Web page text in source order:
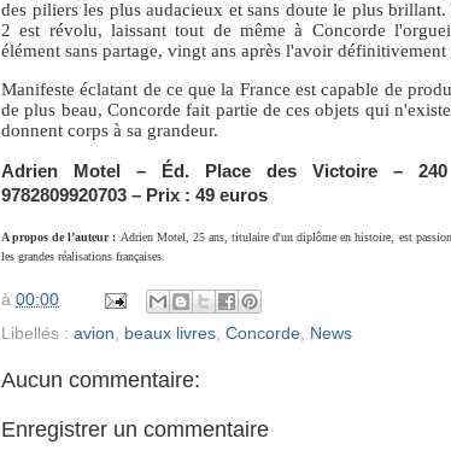
des piliers les plus audacieux et sans doute le plus
2 est révolu, laissant tout de même à Concorde
élément sans partage, vingt ans après l'avoir définitivement
Manifeste éclatant de ce que la France est capable de
de plus beau, Concorde fait partie de ces objets qui
donnent corps à sa grandeur.
Adrien Motel – Éd. Place des Victoire –
9782809920703 – Prix : 49 euros
A propos de l’auteur : Adrien Motel, 25 ans, titulaire d'un diplôme en histoire, est
les grandes réalisations françaises.
à 00:00
Libellés : avion, beaux livres, Concorde, News
Aucun commentaire:
Enregistrer un commentaire